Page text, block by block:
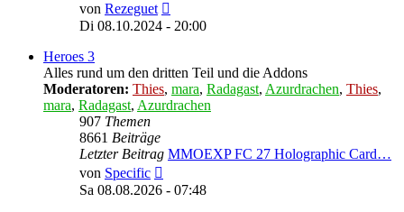
von Rezeguet
Beitrag
Di 08.10.2024 - 20:00
Heroes 3
Alles rund um den dritten Teil und die Addons
Moderatoren: Thies, mara, Radagast, Azurdrachen, Thies,
mara, Radagast, Azurdrachen
907 Themen
8661 Beiträge
Letzter Beitrag MMOEXP FC 27 Holographic Card…
von Specific
Beitrag
Sa 08.08.2026 - 07:48